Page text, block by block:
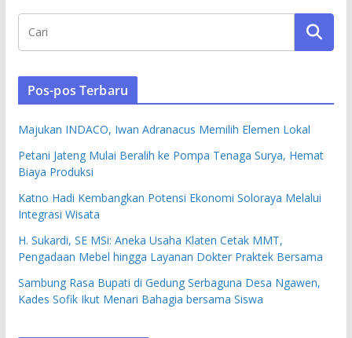
Pos-pos Terbaru
Majukan INDACO, Iwan Adranacus Memilih Elemen Lokal
Petani Jateng Mulai Beralih ke Pompa Tenaga Surya, Hemat
Biaya Produksi
Katno Hadi Kembangkan Potensi Ekonomi Soloraya Melalui
Integrasi Wisata
H. Sukardi, SE MSi: Aneka Usaha Klaten Cetak MMT,
Pengadaan Mebel hingga Layanan Dokter Praktek Bersama
Sambung Rasa Bupati di Gedung Serbaguna Desa Ngawen,
Kades Sofik Ikut Menari Bahagia bersama Siswa